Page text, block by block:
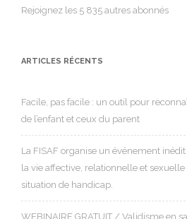
Rejoignez les 5 835 autres abonnés
ARTICLES RÉCENTS
Facile, pas facile : un outil pour
de l’enfant et ceux du parent
La FISAF organise un événement
la vie affective, relationnelle et sexuelle
situation de handicap.
WEBINAIRE GRATUIT / Validisme en